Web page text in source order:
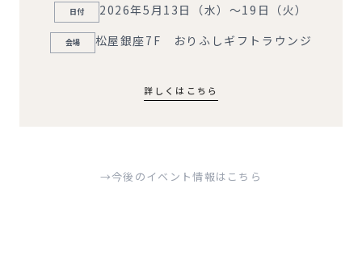
日付 2026年5月13日（水）～19日（火）
会場 松屋銀座7F おりふしギフトラウンジ
詳しくはこちら
→今後のイベント情報はこちら